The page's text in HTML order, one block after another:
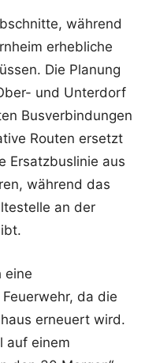
während
erhebliche
Die Planung
und Unterdorf
Busverbindungen
Routen ersetzt
Ersatzbuslinie aus
während das
an der
eine
da die
erneuert wird.
auf einem